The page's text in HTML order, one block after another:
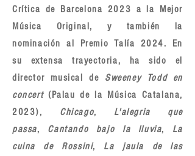
Crítica de Barcelona 2023 a la Mejor
Música Original, y también la
nominación al Premio Talía 2024. En
su extensa trayectoria, ha sido el
director musical de Sweeney Todd en
concert (Palau de la Música Catalana,
2023), Chicago, L'alegria que
passa, Cantando bajo la lluvia, La
cuina de Rossini, La jaula de las